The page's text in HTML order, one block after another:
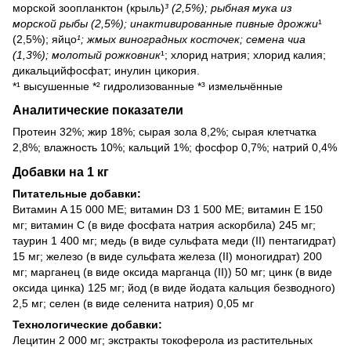
морской зоопланктон (крыль)³ (2,5%); рыбная мука из
морской рыбы (2,5%); инактивированные пивные дрожжи¹
(2,5%); яйцо¹; жмых виноградных косточек; семена чиа
(1,3%); молотый рожковник¹; хлорид натрия; хлорид калия;
дикальцийфосфат; инулин цикория.
*¹ высушенные *² гидролизованные *³ измельчённые
Аналитические показатели
Протеин 32%; жир 18%; сырая зола 8,2%; сырая клетчатка
2,8%; влажность 10%; кальций 1%; фосфор 0,7%; натрий 0,4%
Добавки на 1 кг
Питательные добавки:
Витамин A 15 000 МЕ; витамин D3 1 500 МЕ; витамин E 150
мг; витамин C (в виде фосфата натрия аскорбила) 245 мг;
таурин 1 400 мг; медь (в виде сульфата меди (II) пентагидрат)
15 мг; железо (в виде сульфата железа (II) моногидрат) 200
мг; марганец (в виде оксида марганца (II)) 50 мг; цинк (в виде
оксида цинка) 125 мг; йод (в виде йодата кальция безводного)
2,5 мг; селен (в виде селенита натрия) 0,05 мг
Технологические добавки:
Лецитин 2 000 мг; экстракты токоферола из растительных